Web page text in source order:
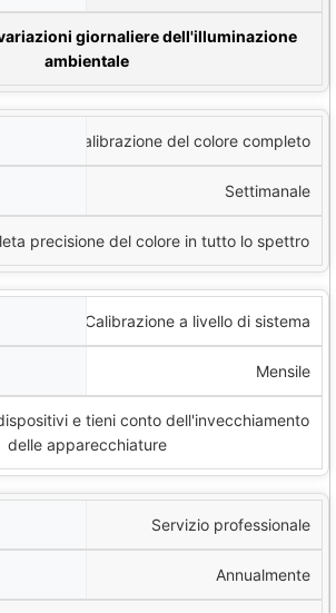
giornaliere dell'illuminazione
ambientale
Calibrazione del colore completo
Settimanale
precisione del colore in tutto lo spettro
Calibrazione a livello di sistema
Mensile
e tieni conto dell'invecchiamento
delle apparecchiature
Servizio professionale
Annualmente